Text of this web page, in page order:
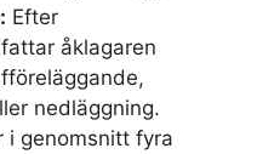
Efter
åklagaren
nedläggning.
i genomsnitt fyra